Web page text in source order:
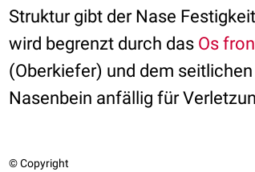
Struktur gibt der Nase
wird begrenzt durch das Os
(Oberkiefer) und dem
Nasenbein anfällig für
© Copyright